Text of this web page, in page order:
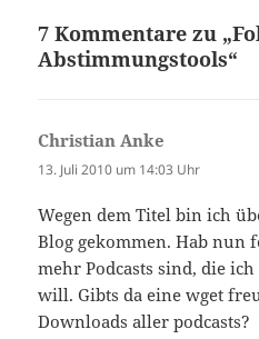
7 Kommentare zu
Abstimmungstools“
Christian Anke
13. Juli 2010 um 14:03 Uhr
Wegen dem Titel bin ich
Blog gekommen. Hab nun
mehr Podcasts sind, die
will. Gibts da eine wget
Downloads aller podcasts?